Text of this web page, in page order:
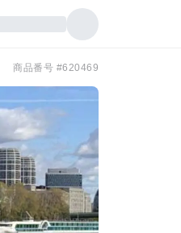
商品番号 #620469